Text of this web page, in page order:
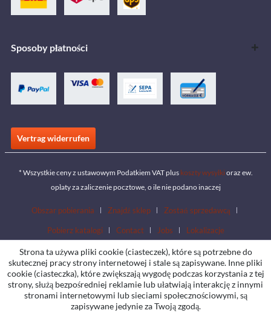
Sposoby płatności
Vertrag widerrufen
* Wszystkie ceny z ustawowym Podatkiem VAT plus koszty wysyłki oraz ew.
opłaty za zaliczenie pocztowe, o ile nie podano inaczej
Obszar pobierania Znajdź sklep Zostań sprzedawcą
Pobierz katalogi Contact Jobs Lokalizacje
Strona ta używa pliki cookie (ciasteczek), które są potrzebne do
skutecznej pracy strony internetowej i stale są zapisywane. Inne pliki
cookie (ciasteczka), które zwiększają wygodę podczas korzystania z tej
strony, służą bezpośredniej reklamie lub ułatwiają interakcję z innymi
stronami internetowymi lub sieciami społecznościowymi, są
zapisywane jedynie za Twoją zgodą.